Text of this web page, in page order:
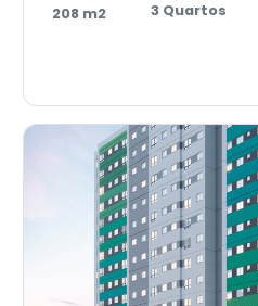
208 m2 3 Quartos